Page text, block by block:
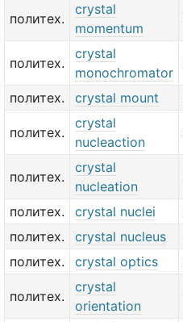
политех.
crystal
momentum
политех.
crystal
monochromator
политех. crystal mount
политех.
crystal
nucleaction
политех.
crystal
nucleation
политех. crystal nuclei
политех.
crystal nucleus
политех.
crystal optics
политех.
crystal
orientation